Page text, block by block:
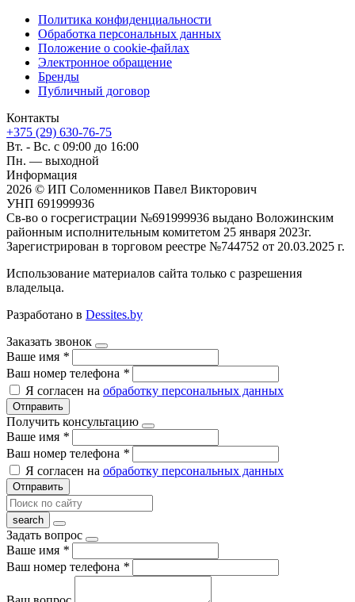
Политика конфиденциальности
Обработка персональных данных
Положение о cookie-файлах
Электронное обращение
Бренды
Публичный договор
Контакты
+375 (29) 630-76-75
Вт. - Вс. с 09:00 до 16:00
Пн. — выходной
Информация
2026 © ИП Соломенников Павел Викторович
УНП 691999936
Св-во о госрегистрации №691999936 выдано Воложинским
районным исполнительным комитетом 25 января 2023г.
Зарегистрирован в торговом реестре №744752 от 20.03.2025 г.
Использование материалов сайта только с разрешения
владельца.
Разработано в Dessites.by
Заказать звонок
Ваше имя *
Ваш номер телефона *
Я согласен на обработку персональных данных
Отправить
Получить консультацию
Ваше имя *
Ваш номер телефона *
Я согласен на обработку персональных данных
Отправить
Задать вопрос
Ваше имя *
Ваш номер телефона *